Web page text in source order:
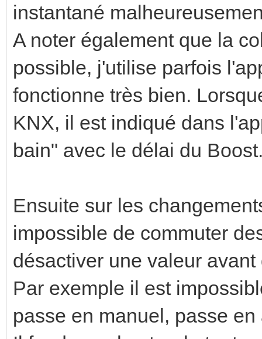
instantané
A noter également que la
possible, j'utilise parfois
fonctionne très bien.
KNX, il est indiqué dans
bain" avec le délai du
Ensuite sur les
impossible de commuter
désactiver une valeur
Par exemple il est
passe en manuel, passe en